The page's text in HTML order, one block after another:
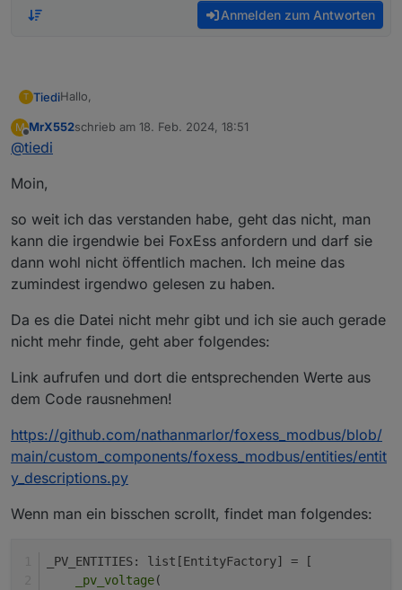
Anmelden zum Antworten
T TiediHallo,
vielen Dank schonmal für die Dokumentation.
Ich überlege mir den FOX ESS T15-G3 15kW zu holen.
M
Offline
MrX552schrieb am 18. Feb. 2024, 18:51
zuletzt editiert von
@tiedi
Moin,
so weit ich das verstanden habe, geht das nicht, man
kann die irgendwie bei FoxEss anfordern und darf sie
dann wohl nicht öffentlich machen. Ich meine das
zumindest irgendwo gelesen zu haben.
Da es die Datei nicht mehr gibt und ich sie auch gerade
nicht mehr finde, geht aber folgendes:
Link aufrufen und dort die entsprechenden Werte aus
dem Code rausnehmen!
https://github.com/nathanmarlor/foxess_modbus/blob/
main/custom_components/foxess_modbus/entities/entit
y_descriptions.py
Wenn man ein bisschen scrollt, findet man folgendes:
_PV_ENTITIES: list[EntityFactory] = [
_pv_voltage(